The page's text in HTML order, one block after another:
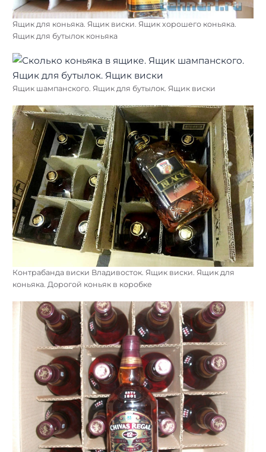
Ящик для коньяка. Ящик виски. Ящик хорошего коньяка.
Ящик для бутылок коньяка
Ящик шампанского. Ящик для бутылок. Ящик виски
Контрабанда виски Владивосток. Ящик виски. Ящик для
коньяка. Дорогой коньяк в коробке